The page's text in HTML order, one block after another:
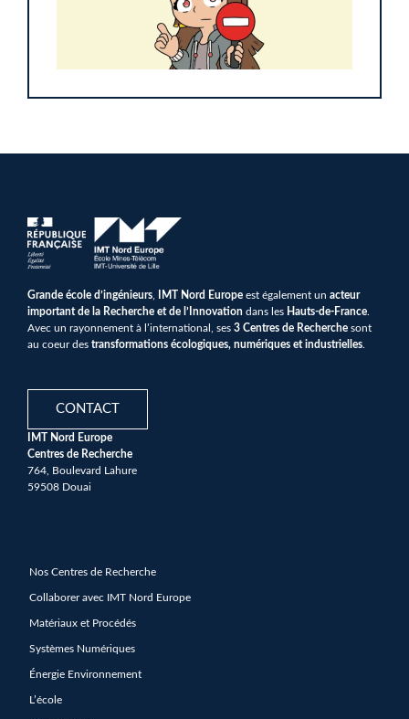
Grande école d’ingénieurs IMT Nord Europe est également un acteur
important de la Recherche et de l’Innovation dans les Hauts-de-France
Avec un rayonnement à l’international, ses 3 Centres de Recherche sont
au coeur des transformations écologiques, numériques et industrielles
CONTACT
IMT Nord Europe
Centres de Recherche
764, Boulevard Lahure
59508 Douai
Nos Centres de Recherche
Collaborer avec IMT Nord Europe
Matériaux et Procédés
Systèmes Numériques
Énergie Environnement
L’école